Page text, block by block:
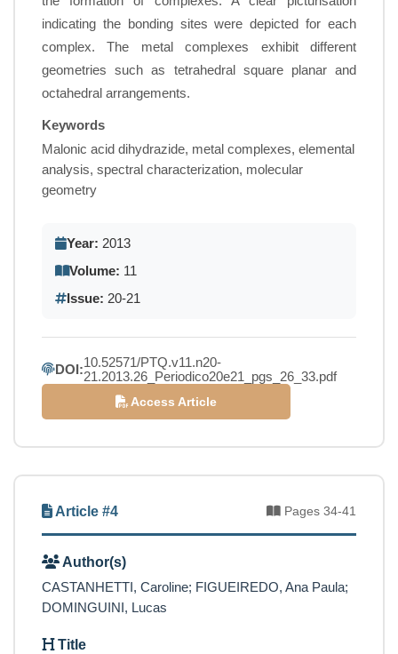
indicating the bonding sites were depicted for each
complex. The metal complexes exhibit different
geometries such as tetrahedral square planar and
octahedral arrangements.
Keywords
Malonic acid dihydrazide, metal complexes, elemental
analysis, spectral characterization, molecular
geometry
Year: 2013
Volume: 11
Issue: 20-21
DOI:10.52571/PTQ.v11.n20-
21.2013.26_Periodico20e21_pgs_26_33.pdf
Access Article
Article #4 Pages 34-41
Author(s)
CASTANHETTI, Caroline; FIGUEIREDO, Ana Paula;
DOMINGUINI, Lucas
Title